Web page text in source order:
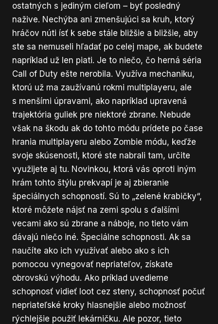
ostatných s jediným cieľom – byť posledný
nažive. Nechýba ani zmenšujúci sa kruh, ktorý
hráčov núti ísť k sebe stále bližšie a bližšie, aby
ste sa nemuseli hľadať po celej mape, ak budete
napríklad už len piati. Je to niečo, čo herná séria
Call of Duty ešte nerobila. Využíva mechaniku,
ktorú už ma zaužívanú rokmi multiplayeru, ale
s menšími úpravami, ako napríklad upravená
trajektória guliek pre niektoré zbrane. Nebude
však na škodu ak do tohto módu prídete po čase
hrania multiplayeru alebo Zombie módu, keďže
svoje skúsenosti, ktoré ste nabrali tam, určite
využijete aj tu. Novinkou, ktorá vás oproti iným
hrám tohto štýlu prekvapí je aj zbieranie
špeciálnych schopností. Sú to „zelené krabičky“,
ktoré môžete nájsť na zemi spolu s ďalšími
vecami ako sú zbrane a náboje, no tieto vám
dávajú niečo iné. Špeciálne schopnosti. Ak sa
naučíte ako ich využívať alebo ako s ich
pomocou vynegovať nepriateľov, získate
obrovskú výhodu. Ako príklad uvedieme
schopnosť vidieť loot cez steny, schopnosť počuť
nepriateľské kroky hlasnejšie alebo možnosť
rýchlejšie použiť lekárničku. Ale pozor, tieto